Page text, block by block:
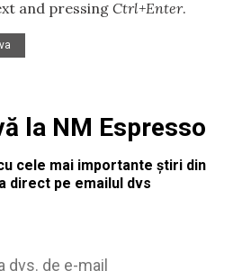
and pressing Ctrl+Enter.
la NM Espresso
cele mai importante știri din
direct pe emailul dvs